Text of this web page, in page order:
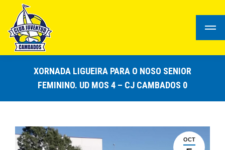
XORNADA LIGUEIRA PARA O NOSO SENIOR
FEMININO. UD MOS 4 – CJ CAMBADOS 0
OCT